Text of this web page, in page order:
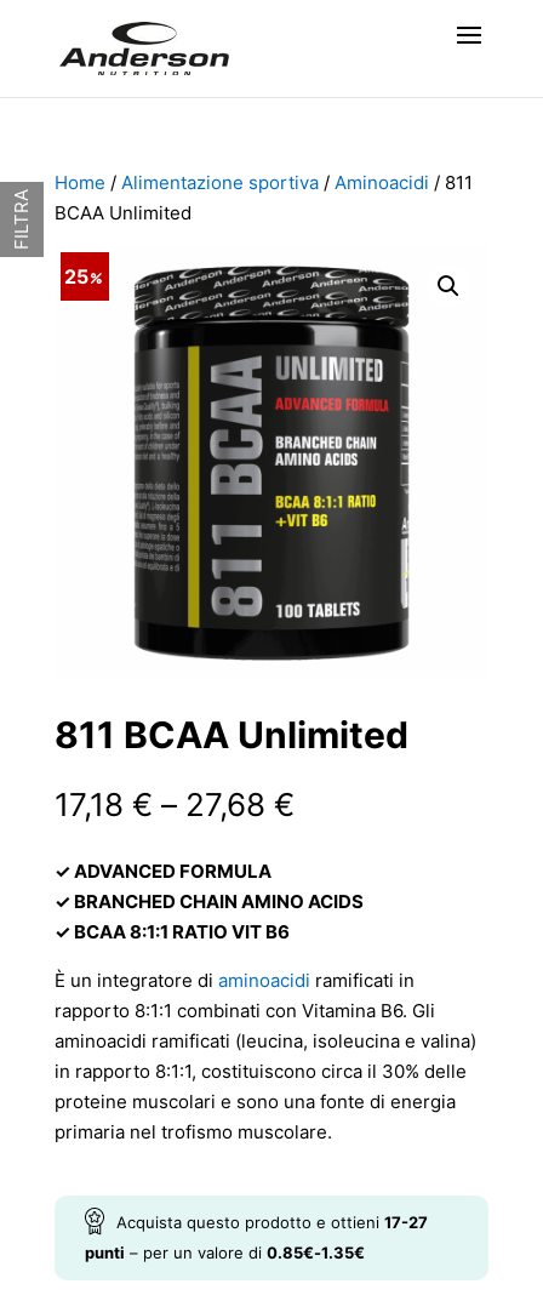
Home / Alimentazione sportiva/ Aminoacidi / 811
BCAA Unlimited
25
811 BCAA Unlimited
17,18 € – 27,68 €Fascia
da
27,68 €
✓ ADVANCED FORMULA
✓ BRANCHED CHAIN AMINO ACIDS
✓ BCAA 8:1:1 RATIO VIT B6
È un integratore di aminoacidi ramificati in
rapporto 8:1:1 combinati con Vitamina B6. Gli
aminoacidi ramificati (leucina, isoleucina e valina)
in rapporto 8:1:1, costituiscono circa il 30% delle
proteine muscolari e sono una fonte di energia
primaria nel trofismo muscolare.
Acquista questo prodotto e ottieni 17-27
punti – per un valore di 0.85€-1.35€
FILTRA